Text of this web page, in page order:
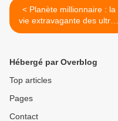
< Planète millionnaire : la
vie extravagante des ultras
riches, ce soir à 23h05
Hébergé par Overblog
Top articles
Pages
Contact